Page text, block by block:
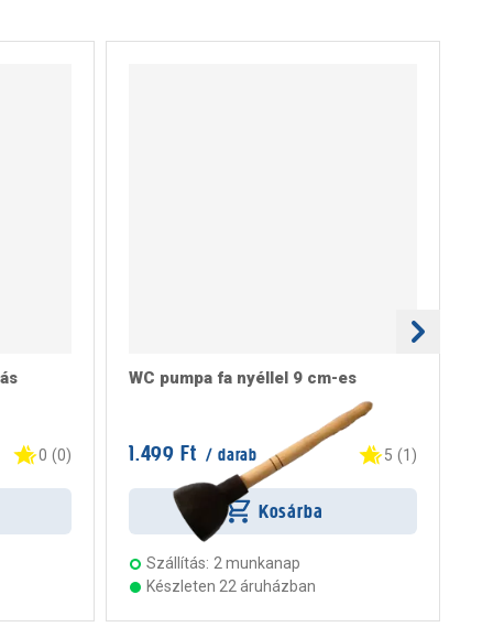
0 (0)
WC pumpa fa nyéllel 9 cm-es
1.499 Ft / darab 5 (1 )
Kosárba
Szállítás: 2 munkanap
Készleten 22 áruházban